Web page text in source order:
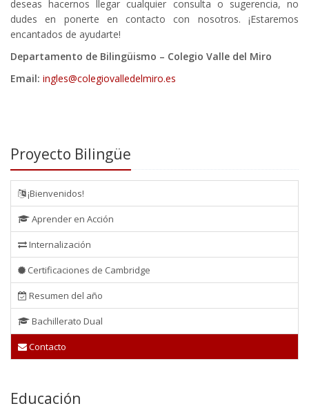
deseas hacernos llegar cualquier consulta o sugerencia, no
dudes en ponerte en contacto con nosotros. ¡Estaremos
encantados de ayudarte!
Departamento de Bilingüismo – Colegio Valle del Miro
Email: ingles@colegiovalledelmiro.es
Proyecto Bilingüe
¡Bienvenidos!
Aprender en Acción
Internalización
Certificaciones de Cambridge
Resumen del año
Bachillerato Dual
Contacto
Educación